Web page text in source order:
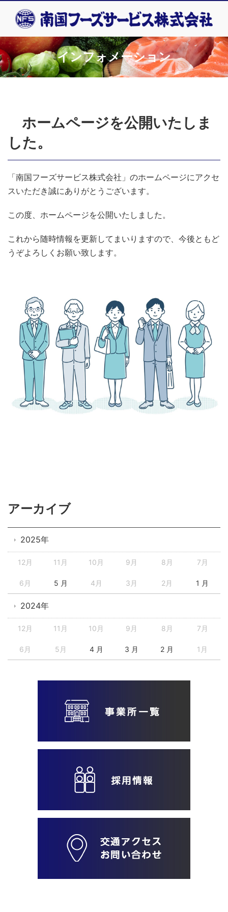
インフォメーション
ホームページを公開いたしま
した。
「南国フーズサービス株式会社」のホームページにアクセ
スいただき誠にありがとうございます。
この度、ホームページを公開いたしました。
これから随時情報を更新してまいりますので、今後ともど
うぞよろしくお願い致します。
アーカイブ
2025年
12月 11月 10月 9月 8月 7月
6月 5 月 4月 3月 2月 1 月
2024年
12月 11月 10月 9月 8月 7月
6月 5月 4 月 3 月 2 月 1月